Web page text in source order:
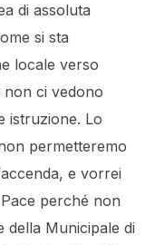
di assoluta
si sta
locale verso
non ci vedono
istruzione. Lo
permetteremo
e vorrei
perché non
della Municipale di